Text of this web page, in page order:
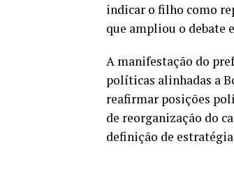
indicar o filho como
que ampliou o debate
A manifestação do
políticas alinhadas a
reafirmar posições
de reorganização do
definição de